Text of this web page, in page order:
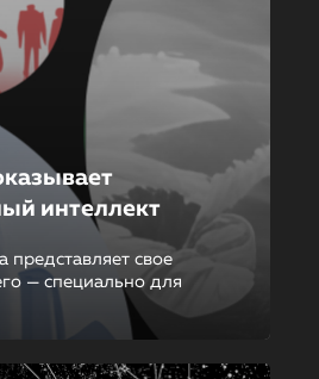
интеллект
представляет свое
— специально для